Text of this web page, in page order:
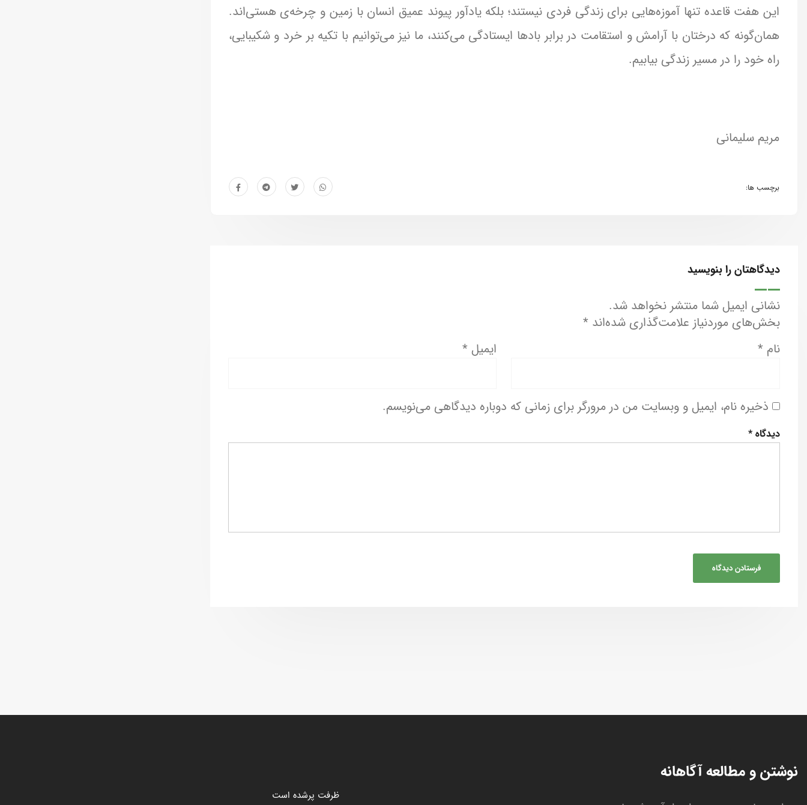
این هفت قاعده تنها آموزه‌هایی برای زندگی فردی نیستند؛ بلکه یادآور پیوند عمیق انسان با زمین و چرخه‌ی هستی‌اند.
همان‌گونه که درختان با آرامش و استقامت در برابر بادها ایستادگی می‌کنند، ما نیز می‌توانیم با تکیه بر خرد و شکیبایی،
راه خود را در مسیر زندگی بیابیم.
مریم سلیمانی
برچسب ها:
دیدگاهتان را بنویسید
نشانی ایمیل شما منتشر نخواهد شد.
بخش‌های موردنیاز علامت‌گذاری شده‌اند *
نام * ایمیل *
ذخیره نام، ایمیل و وبسایت من در مرورگر برای زمانی که دوباره دیدگاهی می‌نویسم.
دیدگاه*
نوشتن و مطالعه آگاهانه
ظرفت پرشده‌ است